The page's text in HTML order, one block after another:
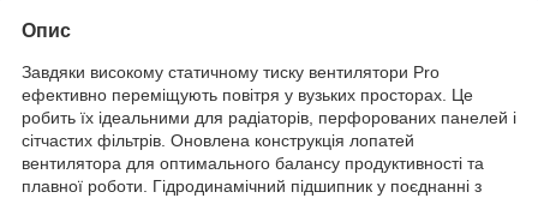
Опис
Завдяки високому статичному тиску вентилятори Pro
ефективно переміщують повітря у вузьких просторах. Це
робить їх ідеальними для радіаторів, перфорованих панелей і
сітчастих фільтрів. Оновлена конструкція лопатей
вентилятора для оптимального балансу продуктивності та
плавної роботи. Гідродинамічний підшипник у поєднанні з